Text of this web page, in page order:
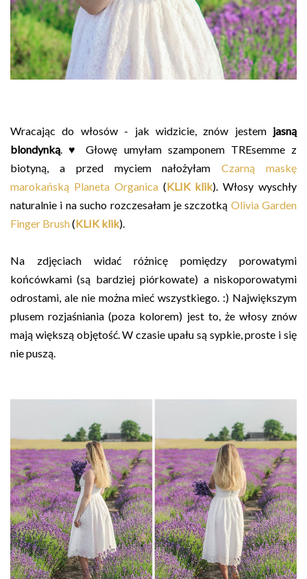
Wracając do włosów - jak widzicie, znów jestem jasną
blondynką . ♥ Głowę umyłam szamponem TREsemme z
biotyną, a przed myciem nałożyłamCzarną maskę
marokańską Planeta Organica(KLIK klik). Włosy wyschły
naturalnie i na sucho rozczesałam je szczotką Olivia Garden
Finger Brush(KLIK klik).
Na zdjęciach widać różnicę pomiędzy porowatymi
końcówkami (są bardziej piórkowate) a niskoporowatymi
odrostami, ale nie można mieć wszystkiego. :) Największym
plusem rozjaśniania (poza kolorem) jest to, że włosy znów
mają większą objętość. W czasie upału są sypkie, proste i się
nie puszą.